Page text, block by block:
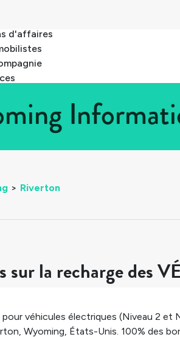
d'affaires
> Riverton
la recharge des
véhicules électriques (Niveau 2 et
, Wyoming, États-Unis. 100% des